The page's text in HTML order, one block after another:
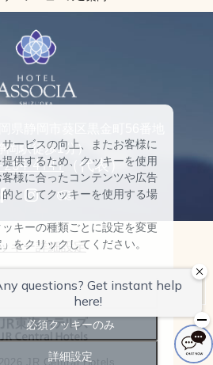
岡駅徒歩1分）
254-4141（代表）
キー詳細設定
アホテル一覧
オットアソシアホテル
ン高山リゾート
ービスの向上、またお客様に
供するため、クッキーを使用
様に合ったコンテンツや広告
としてクッキーを使用する場
キーの種類ごとに設定を変更
をクリックしてください。
すべて許可
必須クッキーのみ
詳細設定